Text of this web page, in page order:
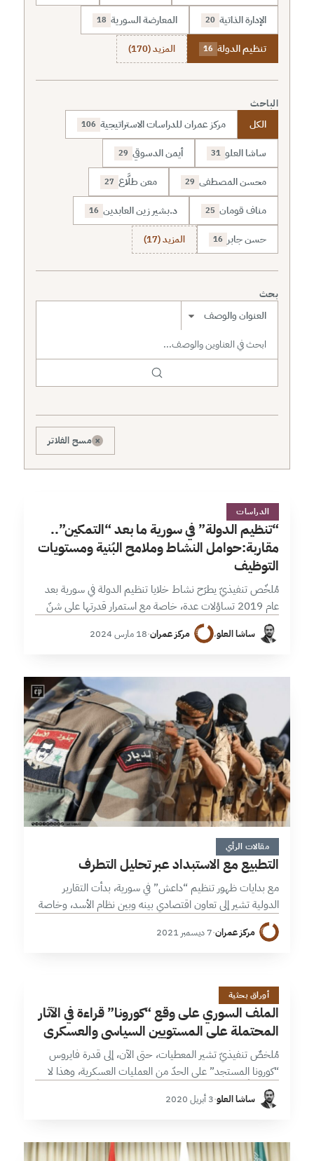
الإدارة الذاتية 20 المعارضة السورية 18
تنظيم الدولة 16 المزيد (170)
الباحث
الكل مركز عمران للدراسات الاستراتيجية 106
ساشا العلو 31 أيمن الدسوقي 29
محسن المصطفى 29 معن طلَّاع 27
مناف قومان 25 د.بشير زين العابدين 16
حسن جابر 16 المزيد (17)
بحث
نطاق البحث
× مسح الفلاتر
&2 دقائق
الدراسات
“تنظيم الدولة” في سورية ما بعد “التمكين”..
مقاربة:حوامل النشاط وملامح البُنية ومستويات
التوظيف
مُلخّص تنفيذيّ يطرَح نشاط خلايا تنظيم الدولة في سورية بعد
عام 2019 تساؤلات عدة، خاصة مع استمرار قدرتها على شنّ
الهجمات رغم حملات المكافحة المستمرة واستهداف القيادات،
مقابل تفاوت طبيعة…
ساشا العلو، مركز عمران·18 مارس 2024
4 دقائق
مقالات الرأي
التطبيع مع الاستبداد عبر تحليل التطرف
مع بدايات ظهور تنظيم “داعش” في سورية، بدأت التقارير
الدولية تشير إلى تعاون اقتصادي بينه وبين نظام الأسد، وخاصة
في المجال النفطي، ممازاد من ثروة التنظيم وقدرته على تمويل
نفسه من…مركز عمران·7 ديسمبر 2021
ا
19 دقائق
أوراق بحثية
الملف السوري على وقع “كورونا” قراءة في الآثار
المحتملة على المستويين السياسي والعسكري
مُلخصٌ تنفيذيّ تشير المعطيات، حتى الآن، إلى قدرة فايروس
“كورونا المستجد” على الحدّ من العمليات العسكرية، وهذا لا
يعني أبداً نهايتها أو تجميدها، بل قد تتخذ مبدئياً أشكالاً مختلفة
تتراجع…ساشا العلو·3 أبريل 2020